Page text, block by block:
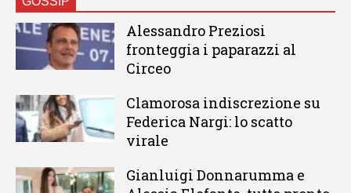
Alessandro Preziosi
fronteggia i paparazzi al
Circeo
Clamorosa indiscrezione su
Federica Nargi: lo scatto
virale
Gianluigi Donnarumma e